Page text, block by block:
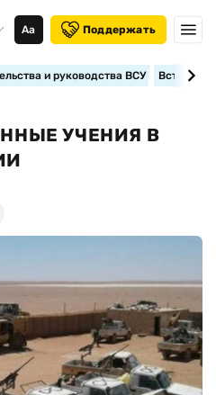
Аа Поддержать
и руководства ВСУ
УЧЕНИЯ В